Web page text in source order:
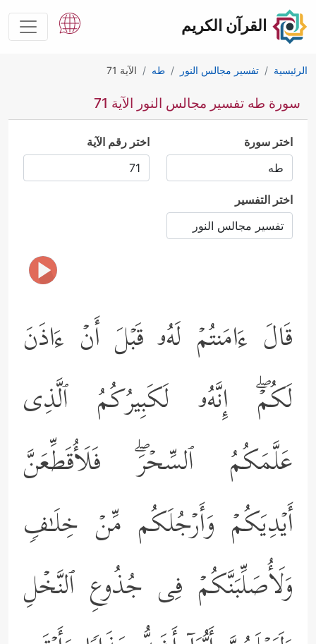
القرآن الكريم
الرئيسية تفسير مجالس النور طه الآية 71
سورة طه تفسير مجالس النور الآية 71
اختر سورة اختر رقم الآية
اختر التفسير
قَالَ ءَامَنتُمۡ لَهُۥ قَبۡلَ أَنۡ ءَاذَنَ
لَكُمۡۖ إِنَّهُۥ لَكَبِیرُكُمُ ٱلَّذِی
عَلَّمَكُمُ ٱلسِّحۡرَۖ فَلَأُقَطِّعَنَّ
أَیۡدِیَكُمۡ وَأَرۡجُلَكُم مِّنۡ خِلَـٰفࣲ
وَلَأُصَلِّبَنَّكُمۡ فِی جُذُوعِ ٱلنَّخۡلِ